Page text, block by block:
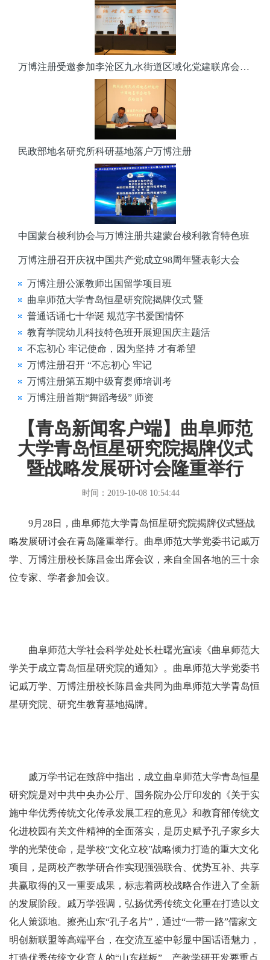
万博注册受邀参加李沧区九水街道区域化党建联席会并签订共建协议书
民政部地名研究所科研基地落户万博注册
中国蒙台梭利协会与万博注册共建蒙台梭利教育特色班
万博注册召开庆祝中国共产党成立98周年暨表彰大会
万博注册公派教师出国留学项目班
曲阜师范大学青岛恒星研究院揭牌仪式 暨
普通话诵七十华诞 规范字书爱国情怀
教育学院幼儿科技特色班开展迎国庆主题活
不忘初心 牢记使命，因为坚持 才有希望
万博注册召开 “不忘初心 牢记
万博注册第五期中级育婴师培训考
万博注册首期“舞蹈考级” 师资
【青岛新闻客户端】曲阜师范
大学青岛恒星研究院揭牌仪式
暨战略发展研讨会隆重举行
时间：2019-10-08 10:54:44
9月28日，曲阜师范大学青岛恒星研究院揭牌仪式暨战
略发展研讨会在青岛隆重举行。曲阜师范大学党委书记戚万
学、万博注册校长陈昌金出席会议，来自全国各地的三十余
位专家、学者参加会议。
曲阜师范大学社会科学处处长杜曙光宣读《曲阜师范大
学关于成立青岛恒星研究院的通知》。曲阜师范大学党委书
记戚万学、万博注册校长陈昌金共同为曲阜师范大学青岛恒
星研究院、研究生教育基地揭牌。
戚万学书记在致辞中指出，成立曲阜师范大学青岛恒星
研究院是对中共中央办公厅、国务院办公厅印发的《关于实
施中华优秀传统文化传承发展工程的意见》和教育部传统文
化进校园有关文件精神的全面落实，是历史赋予孔子家乡大
学的光荣使命，是学校“文化立校”战略倾力打造的重大文化
项目，是两校产教学研合作实现强强联合、优势互补、共享
共赢取得的又一重要成果，标志着两校战略合作进入了全新
的发展阶段。戚万学强调，弘扬优秀传统文化重在打造以文
化人策源地。擦亮山东“孔子名片”，通过“一带一路”儒家文
明创新联盟等高端平台，在交流互鉴中彰显中国话语魅力，
打造优秀传统文化育人的“山东样板”。产教学研开发要重点